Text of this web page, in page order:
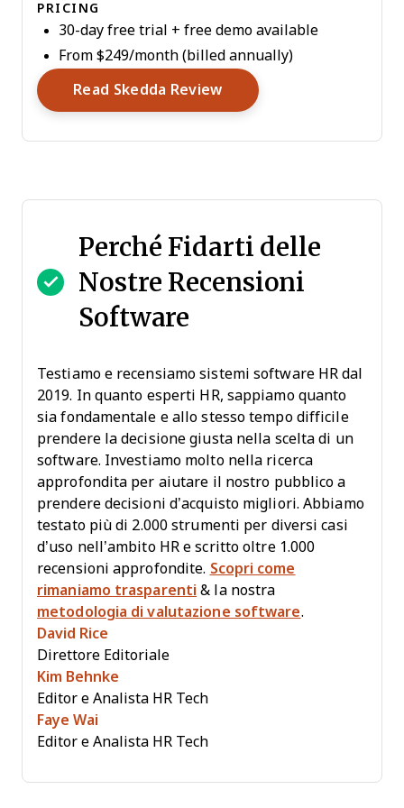
PRICING
30-day free trial + free demo available
From $249/month (billed annually)
Read Skedda ReviewOpens New Window
Perché Fidarti delle
Nostre Recensioni
Software
Testiamo e recensiamo sistemi software HR dal
2019. In quanto esperti HR, sappiamo quanto
sia fondamentale e allo stesso tempo difficile
prendere la decisione giusta nella scelta di un
software. Investiamo molto nella ricerca
approfondita per aiutare il nostro pubblico a
prendere decisioni d’acquisto migliori. Abbiamo
testato più di 2.000 strumenti per diversi casi
d’uso nell’ambito HR e scritto oltre 1.000
recensioni approfondite. Scopri come
rimaniamo trasparenti & la nostra
metodologia di valutazione software.
David Rice
Direttore Editoriale
Kim Behnke
Editor e Analista HR Tech
Faye Wai
Editor e Analista HR Tech